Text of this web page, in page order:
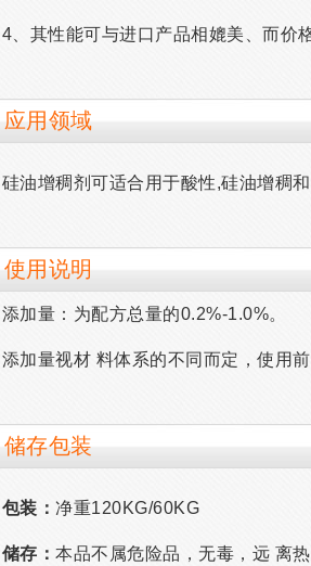
4、其性能可与进口产品相媲美、而价
应用领域
硅油增稠剂可适合用于酸性,硅油增稠
使用说明
添加量：为配方总量的0.2%-1.0%。
添加量视材 料体系的不同而定，使用
储存包装
包装： 净重120KG/60KG
储存： 本品不属危险品，无毒，远 离